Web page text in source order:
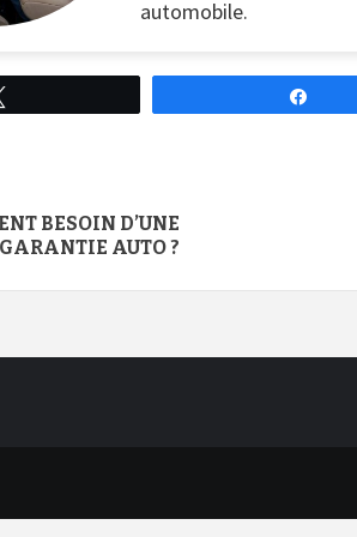
automobile.
BESOIN D’UNE
AUTO ?